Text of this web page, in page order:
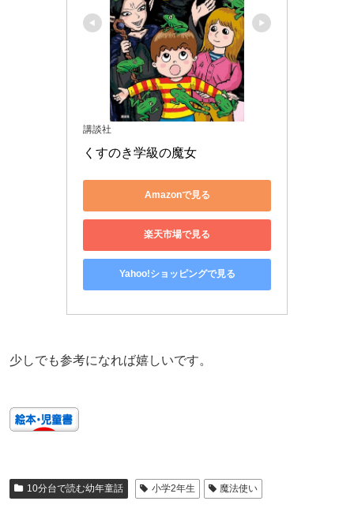
講談社
くすのき学級の魔女
Amazonで見る
楽天市場で見る
Yahoo!ショッピングで見る
少しでも参考になれば嬉しいです。
10分台で読む幼年童話 小学2年生 魔法使い